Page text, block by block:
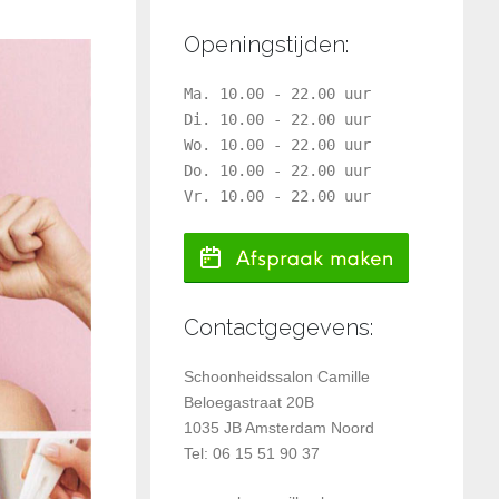
Openingstijden:
Ma. 10.00 - 22.00 uur
Di. 10.00 - 22.00 uur
Wo. 10.00 - 22.00 uur
Do. 10.00 - 22.00 uur
Vr. 10.00 - 22.00 uur
Contactgegevens:
Schoonheidssalon Camille
Beloegastraat 20B
1035 JB Amsterdam Noord
Tel: 06 15 51 90 37